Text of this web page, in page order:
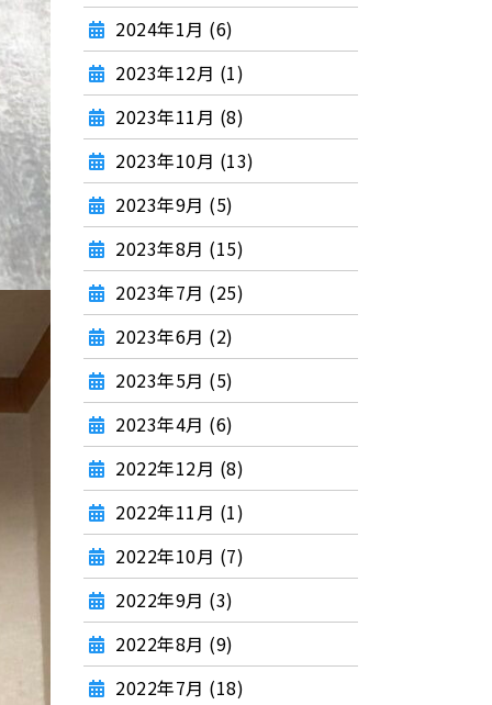
2024年1月 (6)
2023年12月 (1)
2023年11月 (8)
2023年10月 (13)
2023年9月 (5)
2023年8月 (15)
2023年7月 (25)
2023年6月 (2)
2023年5月 (5)
2023年4月 (6)
2022年12月 (8)
2022年11月 (1)
2022年10月 (7)
2022年9月 (3)
2022年8月 (9)
2022年7月 (18)